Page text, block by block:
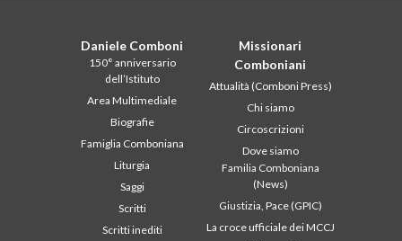
Daniele Comboni
150° anniversario
dell’Istituto
Area Multimediale
Biografie
Famiglia Comboniana
Liturgia
Saggi
Scritti
Scritti inediti
Missionari
Comboniani
Attualità (Comboni Press)
Chi siamo
Circoscrizioni
Dove siamo
Familia Comboniana
(News)
Giustizia, Pace (GPIC)
La croce ufficiale dei MCCJ